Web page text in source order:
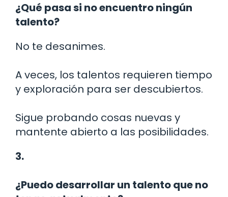
¿Qué pasa si no encuentro ningún
talento?
No te desanimes.
A veces, los talentos requieren tiempo
y exploración para ser descubiertos.
Sigue probando cosas nuevas y
mantente abierto a las posibilidades.
3.
¿Puedo desarrollar un talento que no